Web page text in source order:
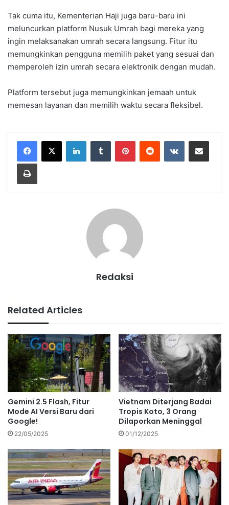
Tak cuma itu, Kementerian Haji juga baru-baru ini
meluncurkan platform Nusuk Umrah bagi mereka yang
ingin melaksanakan umrah secara langsung. Fitur itu
memungkinkan pengguna memilih paket yang sesuai dan
memperoleh izin umrah secara elektronik dengan mudah.
Platform tersebut juga memungkinkan jemaah untuk
memesan layanan dan memilih waktu secara fleksibel.
LinkedInTumblr PinterestReddit VKontakteShare via Email
Print
Redaksi
Related Articles
Gemini 2.5 Flash, Fitur
Mode AI Versi Baru dari
Google!
22/05/2025
Vietnam Diterjang Badai
Tropis Koto, 3 Orang
Dilaporkan Meninggal
01/12/2025